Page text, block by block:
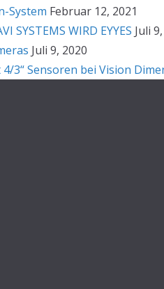
System Februar 12, 2021
SYSTEMS WIRD EYYES Juli
Juli 9, 2020
3“ Sensoren bei Vision